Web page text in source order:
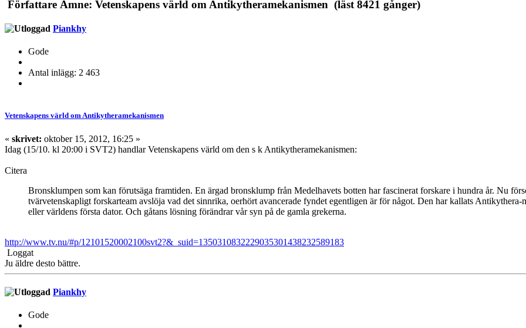
Författare Ämne: Vetenskapens värld om Antikytheramekanismen (läst 8421 gånger)
Piankhy
Gode
Antal inlägg: 2 463
Vetenskapens värld om Antikytheramekanismen
« skrivet: oktober 15, 2012, 16:25 »
Idag (15/10. kl 20:00 i SVT2) handlar Vetenskapens värld om den s k Antikytheramekanismen:
Citera
Bronsklumpen som kan förutsäga framtiden. En ärgad bronsklump från Medelhavets botten har fascinerat forskare i hundra år. Nu
tvärvetenskapligt forskarteam avslöja vad det sinnrika, oerhört avancerade fyndet egentligen är för något. Den har kallats Antikythera-
eller världens första dator. Och gåtans lösning förändrar vår syn på de gamla grekerna.
http://www.tv.nu/#p/12101520002100svt2?&_suid=1350310832229035301438232589183
Loggat
Ju äldre desto bättre.
Piankhy
Gode